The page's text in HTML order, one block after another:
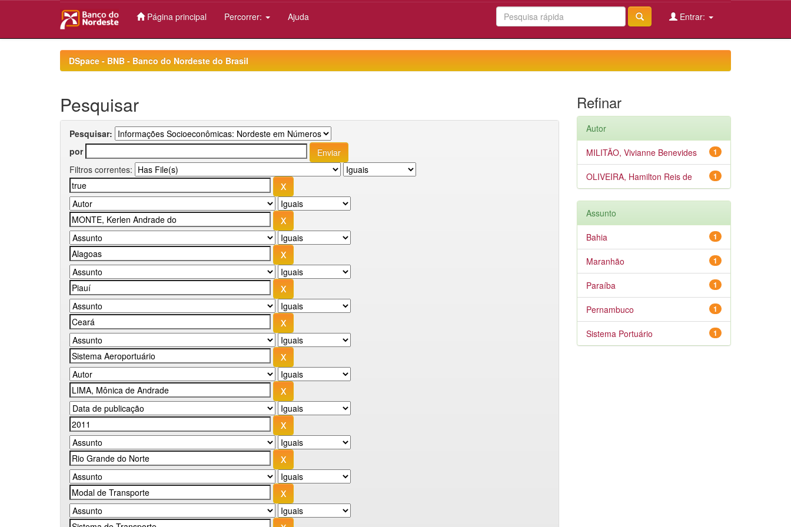
Página principal Percorrer: Ajuda Entrar:
DSpace - BNB - Banco do Nordeste do Brasil
Pesquisar
Pesquisar:
por
Filtros correntes:
Refinar
Autor
1
MILITÃO, Vivianne Benevides
1
OLIVEIRA, Hamilton Reis de
Assunto
1
Bahia
1
Maranhão
1
Paraíba
1
Pernambuco
1
Sistema Portuário